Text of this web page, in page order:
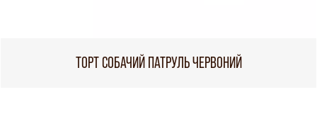
ТОРТ СОБАЧИЙ ПАТРУЛЬ ЧЕРВОНИЙ